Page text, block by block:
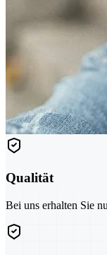
Qualität
Bei uns erhalten Sie